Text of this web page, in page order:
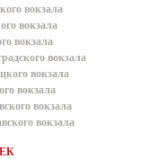
вокзала
вокзала
вокзала
вокзала
вокзала
вокзала
вокзала
вокзала